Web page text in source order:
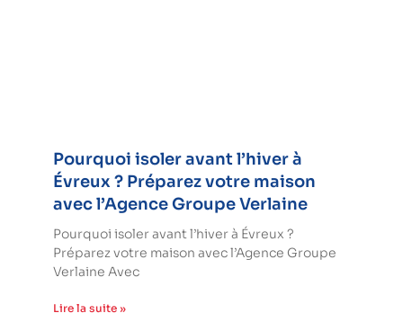
Pourquoi isoler avant l’hiver à
Évreux ? Préparez votre maison
avec l’Agence Groupe Verlaine
Pourquoi isoler avant l’hiver à Évreux ?
Préparez votre maison avec l’Agence Groupe
Verlaine Avec
Lire la suite »